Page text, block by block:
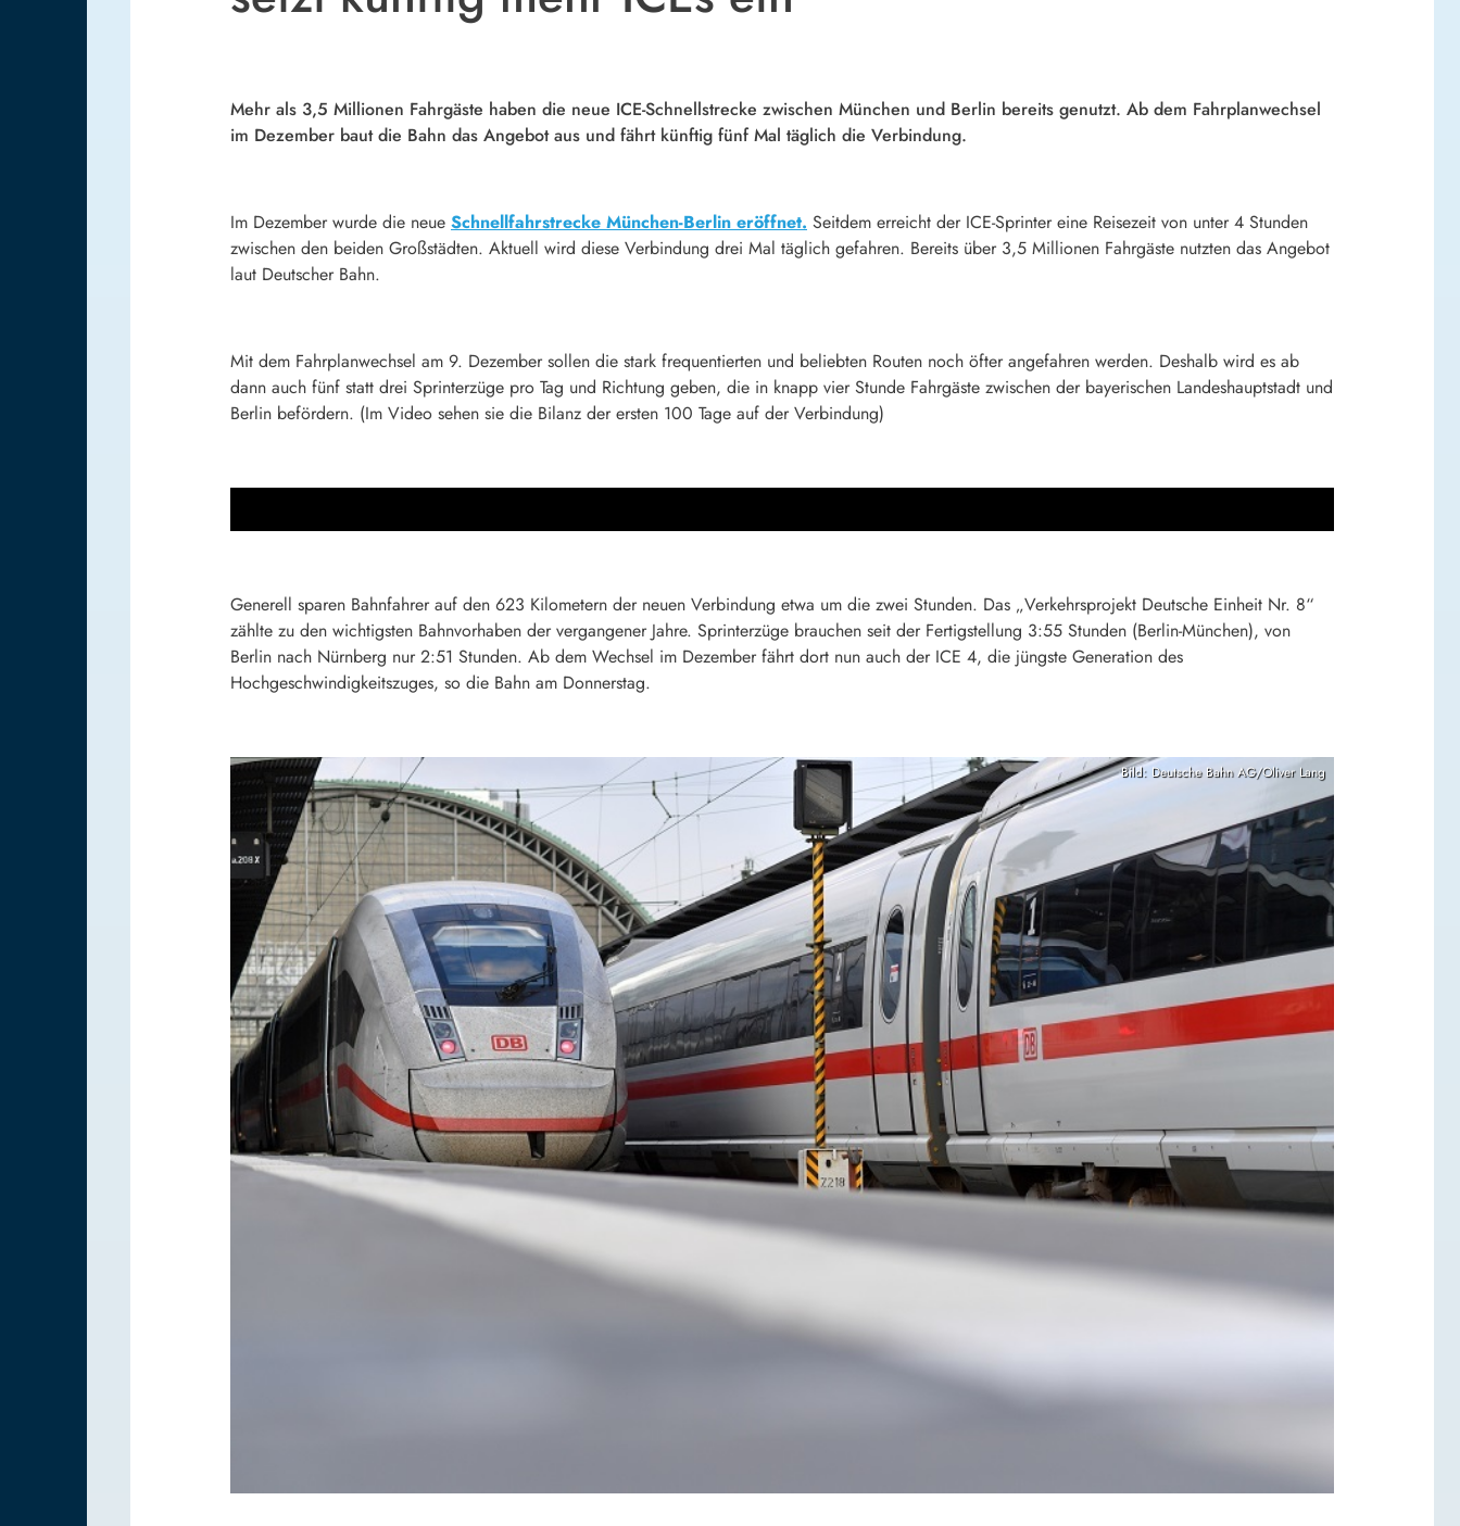
Mehr als 3,5 Millionen Fahrgäste haben die neue ICE-Schnellstrecke zwischen München und Berlin bereits genutzt. Ab dem Fahrplanwechsel
im Dezember baut die Bahn das Angebot aus und fährt künftig fünf Mal täglich die Verbindung.
Im Dezember wurde die neue Schnellfahrstrecke München-Berlin eröffnet. Seitdem erreicht der ICE-Sprinter eine Reisezeit von unter 4 Stunden
zwischen den beiden Großstädten. Aktuell wird diese Verbindung drei Mal täglich gefahren. Bereits über 3,5 Millionen Fahrgäste nutzten das Angebot
laut Deutscher Bahn.
Mit dem Fahrplanwechsel am 9. Dezember sollen die stark frequentierten und beliebten Routen noch öfter angefahren werden. Deshalb wird es ab
dann auch fünf statt drei Sprinterzüge pro Tag und Richtung geben, die in knapp vier Stunde Fahrgäste zwischen der bayerischen Landeshauptstadt und
Berlin befördern. (Im Video sehen sie die Bilanz der ersten 100 Tage auf der Verbindung)
Generell sparen Bahnfahrer auf den 623 Kilometern der neuen Verbindung etwa um die zwei Stunden. Das „Verkehrsprojekt Deutsche Einheit Nr. 8“
zählte zu den wichtigsten Bahnvorhaben der vergangener Jahre. Sprinterzüge brauchen seit der Fertigstellung 3:55 Stunden (Berlin-München), von
Berlin nach Nürnberg nur 2:51 Stunden. Ab dem Wechsel im Dezember fährt dort nun auch der ICE 4, die jüngste Generation des
Hochgeschwindigkeitszuges, so die Bahn am Donnerstag.
Bild: Deutsche Bahn AG/Oliver Lang